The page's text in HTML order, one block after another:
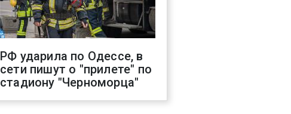
РФ ударила по Одессе, в
сети пишут о "прилете" по
стадиону "Черноморца"